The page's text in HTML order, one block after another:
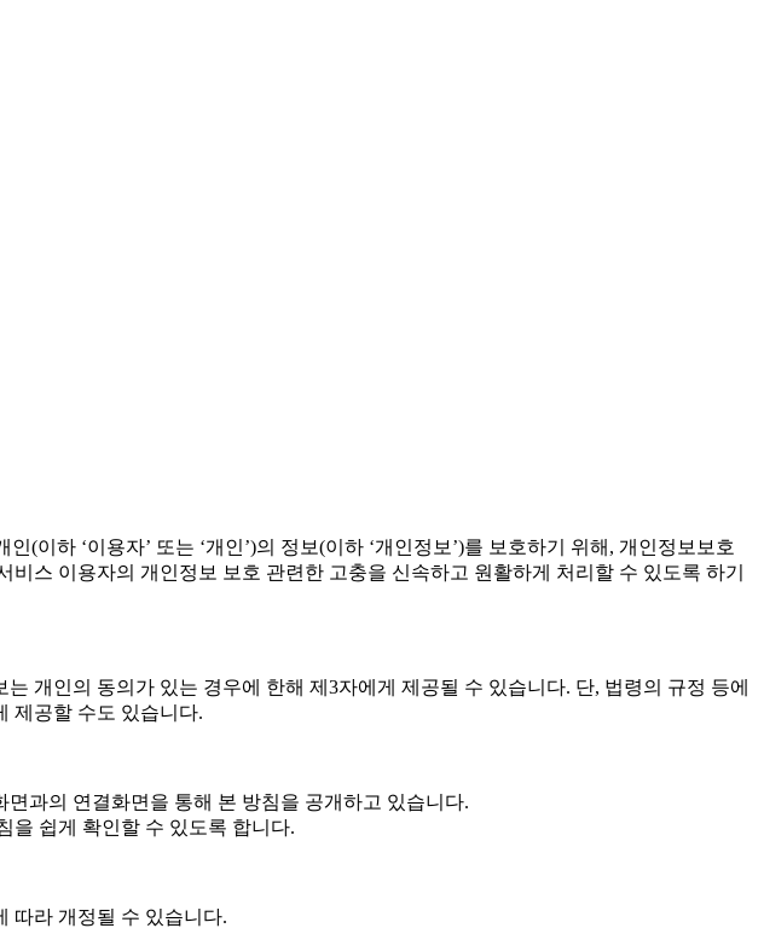
이하 ‘이용자’ 또는 ‘개인’)의 정보(이하 ‘개인정보’)를 보호하기 위해, 개인정보보호
스 이용자의 개인정보 보호 관련한 고충을 신속하고 원활하게 처리할 수 있도록 하기
개인의 동의가 있는 경우에 한해 제3자에게 제공될 수 있습니다. 단, 법령의 규정 등에
제공할 수도 있습니다.
과의 연결화면을 통해 본 방침을 공개하고 있습니다.
을 쉽게 확인할 수 있도록 합니다.
따라 개정될 수 있습니다.